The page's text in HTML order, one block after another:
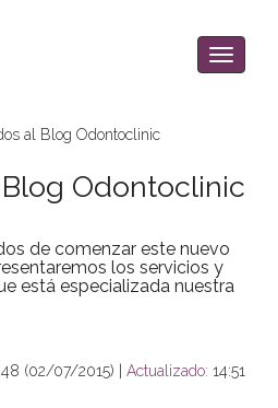
al Blog Odontoclinic
Odontoclinic
de comenzar este nuevo
los servicios y
está especializada nuestra
(02/07/2015) | Actualizado: 14:51